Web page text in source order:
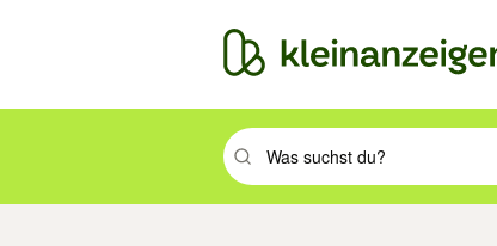
Suchbegriff eingeben.